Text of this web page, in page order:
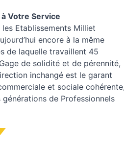
Votre Service
les Etablissements Milliet
encore à la même
de laquelle travaillent 45
de solidité et de pérennité,
inchangé est le garant
et sociale cohérente,
de Professionnels